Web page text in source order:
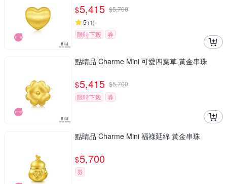
$5,415 $5,700
5 (1)
限時下殺 券
點睛品 Charme Mini 可愛四葉草 黃金串珠
$5,415 $5,700
限時下殺
券
點睛品 Charme Mini 福祿延綿 黃金串珠
$5,700
券